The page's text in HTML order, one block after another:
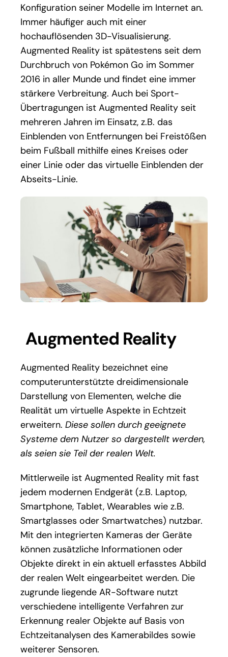
Konfiguration seiner Modelle im Internet an.
Immer häufiger auch mit einer
hochauflösenden 3D-Visualisierung.
Augmented Reality ist spätestens seit dem
Durchbruch von Pokémon Go im Sommer
2016 in aller Munde und findet eine immer
stärkere Verbreitung. Auch bei Sport-
Übertragungen ist Augmented Reality seit
mehreren Jahren im Einsatz, z.B. das
Einblenden von Entfernungen bei Freistößen
beim Fußball mithilfe eines Kreises oder
einer Linie oder das virtuelle Einblenden der
Abseits-Linie.
Augmented Reality
Augmented Reality bezeichnet eine
computerunterstützte dreidimensionale
Darstellung von Elementen, welche die
Realität um virtuelle Aspekte in Echtzeit
erweitern. Diese sollen durch geeignete
Systeme dem Nutzer so dargestellt werden,
als seien sie Teil der realen Welt.
Mittlerweile ist Augmented Reality mit fast
jedem modernen Endgerät (z.B. Laptop,
Smartphone, Tablet, Wearables wie z.B.
Smartglasses oder Smartwatches) nutzbar.
Mit den integrierten Kameras der Geräte
können zusätzliche Informationen oder
Objekte direkt in ein aktuell erfasstes Abbild
der realen Welt eingearbeitet werden. Die
zugrunde liegende AR-Software nutzt
verschiedene intelligente Verfahren zur
Erkennung realer Objekte auf Basis von
Echtzeitanalysen des Kamerabildes sowie
weiterer Sensoren.